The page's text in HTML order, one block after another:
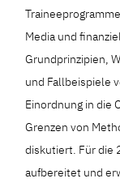
Media und
Grundprinzipien,
und Fallbeispiele
Einordnung in die
Grenzen von
diskutiert. Für die
aufbereitet und